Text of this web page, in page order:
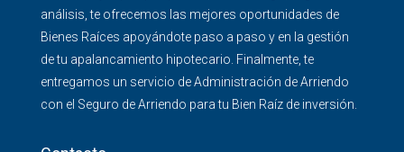
análisis, te ofrecemos las mejores oportunidades de
Bienes Raíces apoyándote paso a paso y en la gestión
de tu apalancamiento hipotecario. Finalmente, te
entregamos un servicio de Administración de Arriendo
con el Seguro de Arriendo para tu Bien Raíz de inversión.